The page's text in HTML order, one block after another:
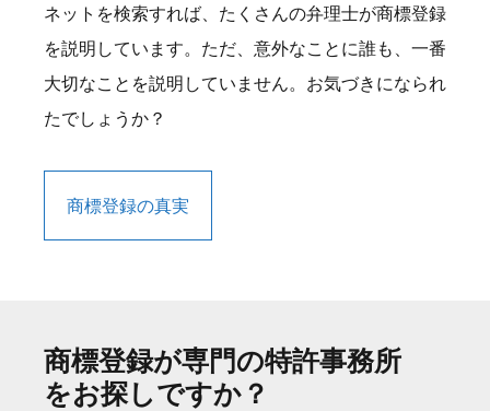
ネットを検索すれば、たくさんの弁理士が商標登録
を説明しています。ただ、意外なことに誰も、一番
大切なことを説明していません。お気づきになられ
たでしょうか？
商標登録の真実
商標登録が専門の特許事務所
をお探しですか？